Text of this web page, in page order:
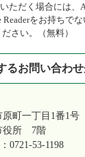
ただく場合には、
Readerをお持ちで
さい。（無料）
るお問い合わ
町一丁目1番1号
役所 7階
0721-53-1198